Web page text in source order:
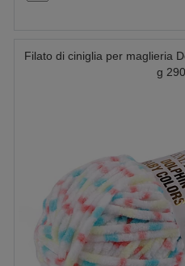
Filato di ciniglia per maglieria
g